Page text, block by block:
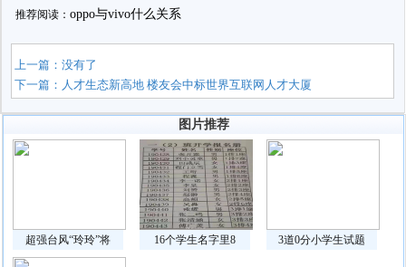
推荐阅读： oppo与vivo什么关系
上一篇：没有了
下一篇： 人才生态新高地 楼友会中标世界互联网人才大厦
图片推荐
超强台风“玲玲”将 16个学生名字里8 3道0分小学生试题